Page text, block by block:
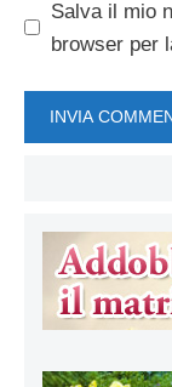
Salva il mio
browser per